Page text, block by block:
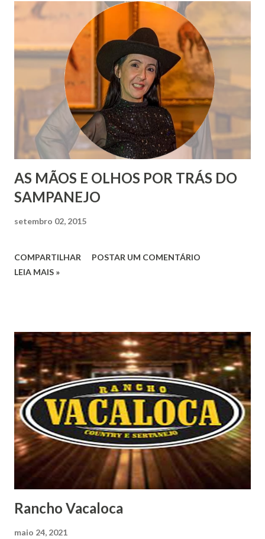
AS MÃOS E OLHOS POR TRÁS DO
SAMPANEJO
setembro 02, 2015
COMPARTILHAR
POSTAR UM COMENTÁRIO
LEIA MAIS »
Rancho Vacaloca
maio 24, 2021